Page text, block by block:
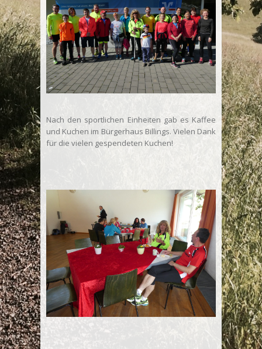
Nach den sportlichen Einheiten gab es Kaffee
und Kuchen im Bürgerhaus Billings. Vielen Dank
für die vielen gespendeten Kuchen!